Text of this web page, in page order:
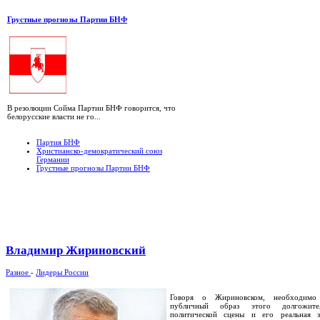
Грустные прогнозы Партии БНФ
В резолюции Сойма Партии БНФ говорится, что
белорусские власти не го...
Партия БНФ
Христианско-демократический союз
Германии
Грустные прогнозы Партии БНФ
Владимир Жириновский
Разное - Лидеры России
Говоря о Жириновском,
публичный образ этого
политической сцены и его реальная